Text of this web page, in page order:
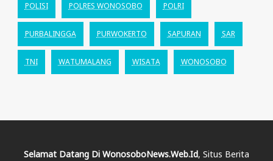
POLISI POLRES WONOSOBO POLRI
PURBALINGGA PURWOKERTO SAPURAN SAR
TNI WATUMALANG WISATA WONOSOBO
Selamat Datang Di WonosoboNews.web.id, Situs Berita